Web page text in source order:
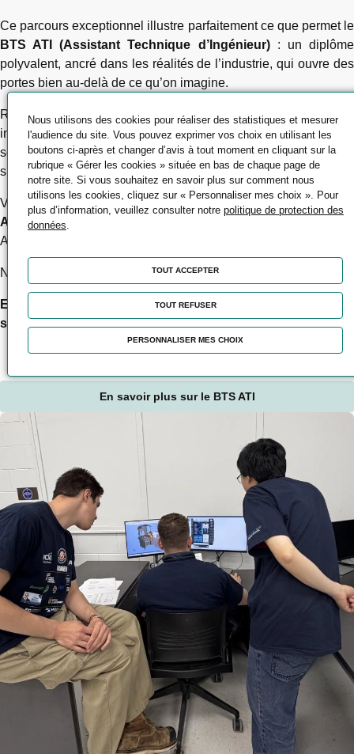
Ce parcours exceptionnel illustre parfaitement ce que permet le
BTS ATI (Assistant Technique d’Ingénieur): un diplôme
polyvalent, ancré dans les réalités de l’industrie, qui ouvre des
portes bien au-delà de ce qu’on imagine.
Robotique, programmation, maintenance, travail en équipe
internationale… les compétences développées en formation
sont directement opérationnelles sur le terrain, et visiblement,
sur les podiums aussi.
Vous êtes curieux d’en savoir plus sur notreformation BTS
ATI (Assistance Technique d’Ingénieur)
Alsace ?
N’hésitez pas à nous contacter.
Et à Victor : bravo pour cette aventure, on a hâte de voir la
suite !
En savoir plus sur le BTS ATI
Nous utilisons des cookies pour réaliser des statistiques et mesurer
l'audience du site. Vous pouvez exprimer vos choix en utilisant les
boutons ci-après et changer d’avis à tout moment en cliquant sur la
rubrique « Gérer les cookies » située en bas de chaque page de
notre site. Si vous souhaitez en savoir plus sur comment nous
utilisons les cookies, cliquez sur « Personnaliser mes choix ». Pour
plus d’information, veuillez consulter notre politique de protection des
données
TOUT ACCEPTER
TOUT REFUSER
PERSONNALISER MES CHOIX